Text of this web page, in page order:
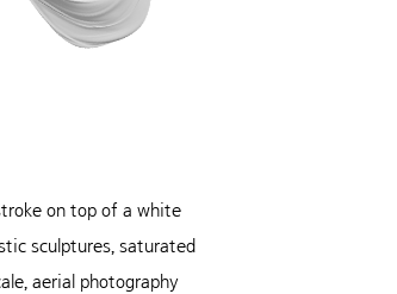
on top of a white
sculptures, saturated
aerial photography